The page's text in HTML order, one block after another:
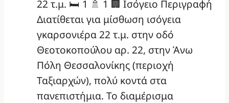
22 τ.μ. 🛏️ 1 🚿 1 🏢 Ισόγειο Περιγραφή
Διατίθεται για μίσθωση ισόγεια
γκαρσονιέρα 22 τ.μ. στην οδό
Θεοτοκοπούλου αρ. 22, στην Άνω
Πόλη Θεσσαλονίκης (περιοχή
Ταξιαρχών), πολύ κοντά στα
πανεπιστήμια. Το διαμέρισμα